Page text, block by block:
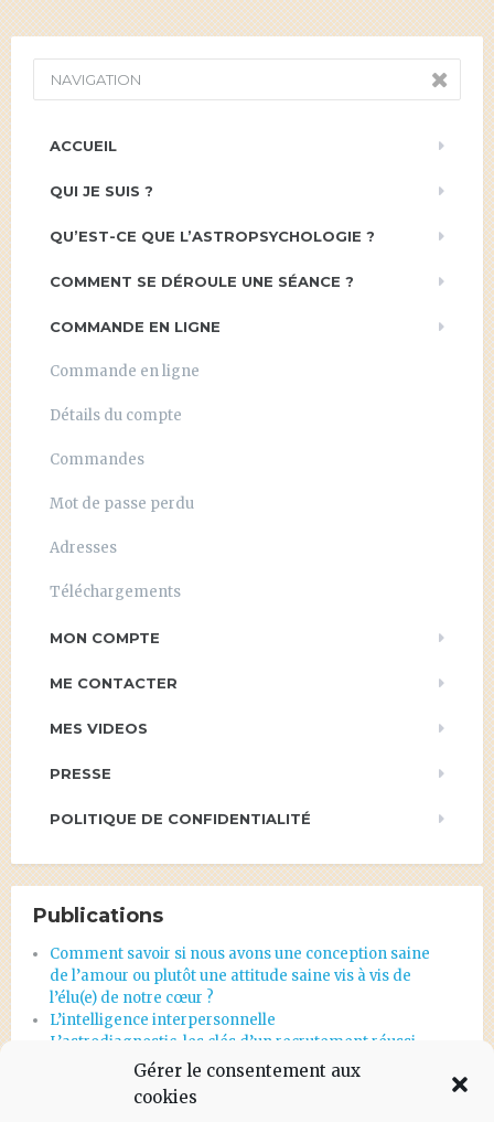
Gérer le consentement aux
cookies
NAVIGATION
ACCUEIL
QUI JE SUIS ?
QU’EST-CE QUE L’ASTROPSYCHOLOGIE ?
COMMENT SE DÉROULE UNE SÉANCE ?
COMMANDE EN LIGNE
Commande en ligne
Détails du compte
Commandes
Mot de passe perdu
Adresses
Téléchargements
MON COMPTE
ME CONTACTER
MES VIDEOS
PRESSE
POLITIQUE DE CONFIDENTIALITÉ
Publications
Comment savoir si nous avons une conception saine
de l’amour ou plutôt une attitude saine vis à vis de
l’élu(e) de notre cœur ?
L’intelligence interpersonnelle
L’astrodiagnostic, les clés d’un recrutement réussi
Et en une seconde, tout s’écroule…
Astrodiagnostic d’orientation professionnelle